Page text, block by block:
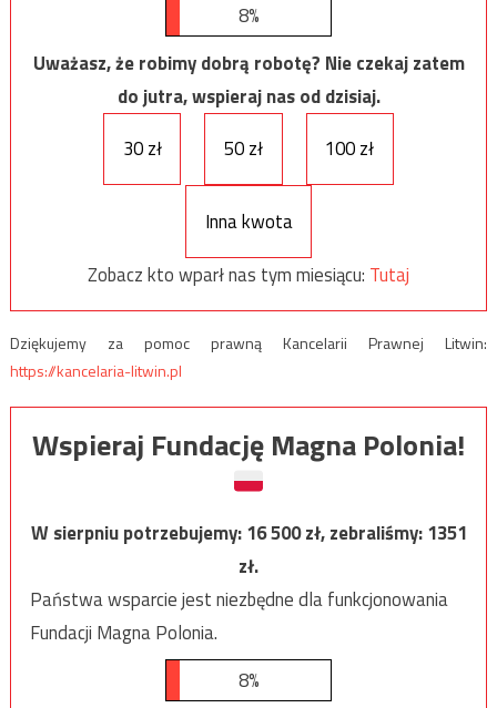
8%
Uważasz, że robimy dobrą robotę? Nie czekaj zatem
do jutra, wspieraj nas od dzisiaj.
30 zł
50 zł 100 zł
Inna kwota
Zobacz kto wparł nas tym miesiącu: Tutaj
Dziękujemy za pomoc prawną Kancelarii Prawnej Litwin:
https://kancelaria-litwin.pl
Wspieraj Fundację Magna Polonia!
W sierpniu potrzebujemy:16 500zł, zebraliśmy:1351
zł.
Państwa wsparcie jest niezbędne dla funkcjonowania
Fundacji Magna Polonia.
8%